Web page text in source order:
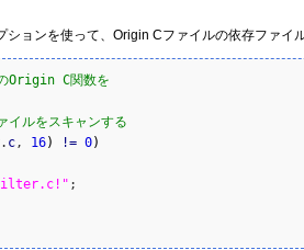
ョンを使って、Origin Cファイルの依存ファイ
C関数を
ルをスキャンする
c, 16) != 0)
;